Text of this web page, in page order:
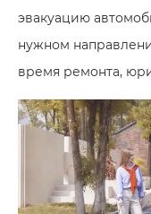
эвакуацию
нужном
время ремонта,